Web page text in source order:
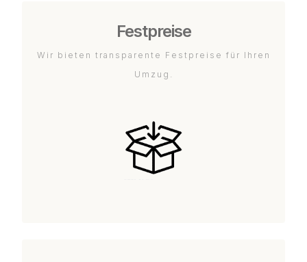
Festpreise
Wir bieten transparente Festpreise für Ihren
Umzug.